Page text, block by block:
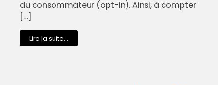
du consommateur (opt-in). Ainsi, à compter
[…]
Lire la suite...